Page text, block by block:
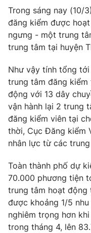
Ðiện thoại Thời báo VTV:
Email: toasoan@vtv.vn
Liên hệ quảng cáo:024-
® Cấm sao chép dưới
thuận bằng văn bản.
thông tin từ website này.
Trong sáng nay (10/
đăng kiểm được
ngưng - một trung
trung tâm tại huyện
Như vậy tính tổng
trung tâm đăng
động với 13 dây
vận hành lại 2 trung
đăng kiểm viên tại
thời, Cục Đăng kiểm
nhân lực từ các
Toàn thành phố dự
70.000 phương tiện
trung tâm hoạt động
được khoảng 1/5
nghiêm trọng hơn
trong tháng 4, lên